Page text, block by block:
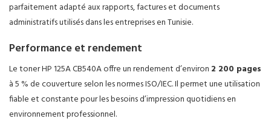
parfaitement adapté aux rapports, factures et documents
administratifs utilisés dans les entreprises en Tunisie.
Performance et rendement
Le toner HP 125A CB540A offre un rendement d’environ 2 200 pages
à 5 % de couverture selon les normes ISO/IEC. Il permet une utilisation
fiable et constante pour les besoins d’impression quotidiens en
environnement professionnel.